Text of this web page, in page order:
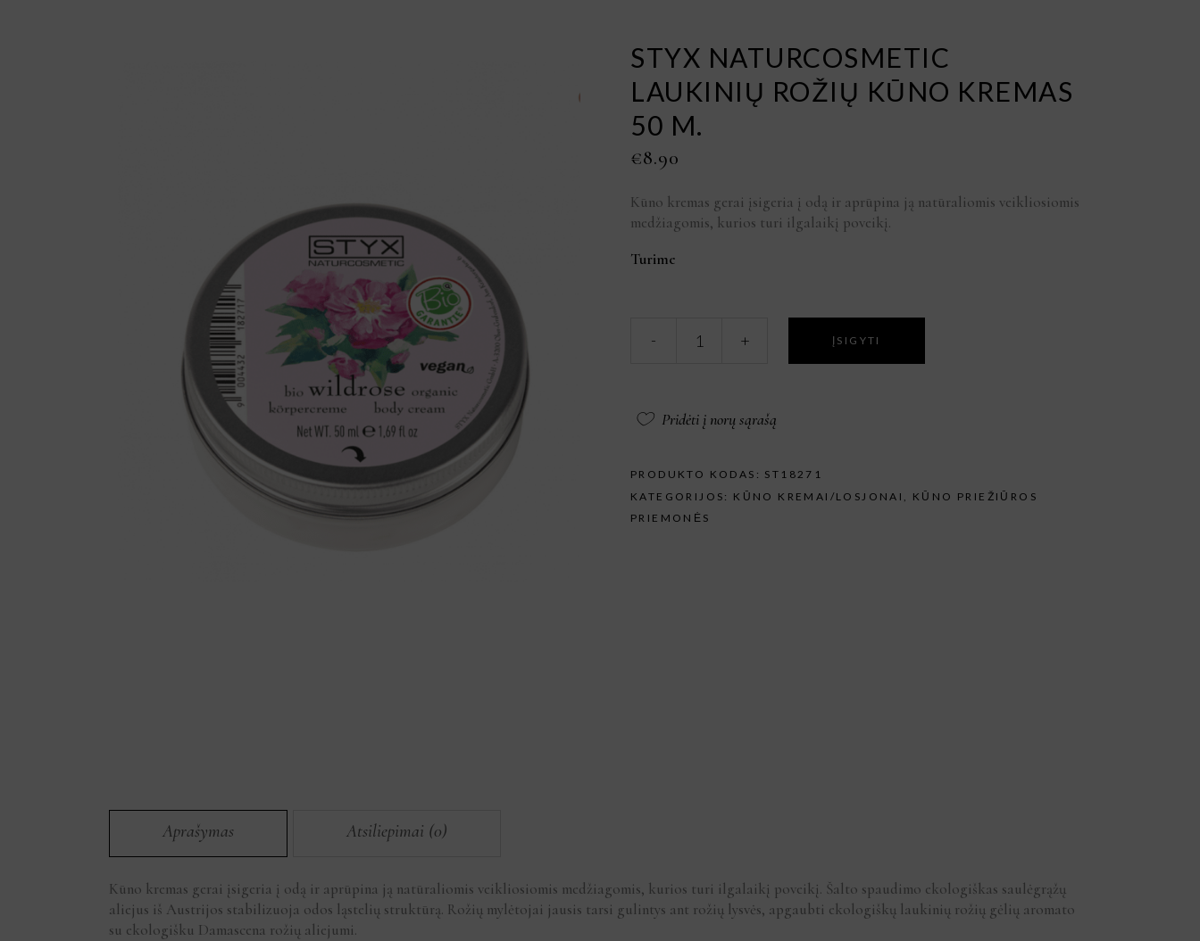
STYX NATURCOSMETIC
LAUKINIŲ ROŽIŲ KŪNO KREMAS
50 M.
€8.90
Kūno kremas gerai įsigeria į odą ir aprūpina ją natūraliomis veikliosiomis
medžiagomis, kurios turi ilgalaikį poveikį.
Turime
NATURCOSMETIC
kūno
kremas
m.
kiekis
- + ĮSIGYTI
Pridėti į norų sąrašą
PRODUKTO KODAS: ST18271
KATEGORIJOS: KŪNO KREMAI/LOSJONAI , KŪNO PRIEŽIŪROS
PRIEMONĖS
Aprašymas Atsiliepimai (0)
Kūno kremas gerai įsigeria į odą ir aprūpina ją natūraliomis veikliosiomis medžiagomis, kurios turi ilgalaikį poveikį. Šalto spaudimo ekologiškas saulėgrąžų
aliejus iš Austrijos stabilizuoja odos ląstelių struktūrą. Rožių mylėtojai jausis tarsi gulintys ant rožių lysvės, apgaubti ekologiškų laukinių rožių gėlių aromato
su ekologišku Damascena rožių aliejumi.